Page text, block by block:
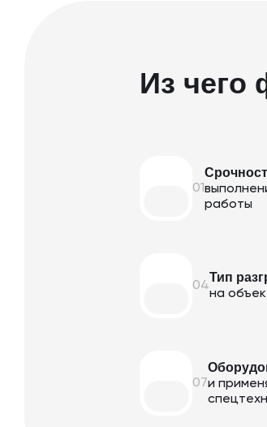
Из чего
01
работы
04
Тип
на
07и